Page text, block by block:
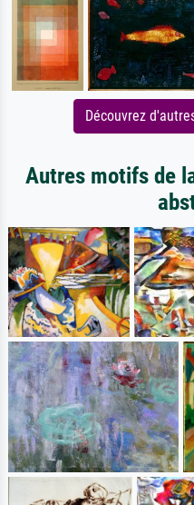
Découvrez
Autres motifs de